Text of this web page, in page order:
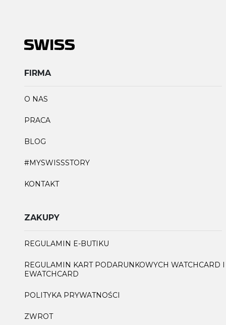
FIRMA
O NAS
PRACA
BLOG
#MYSWISSSTORY
KONTAKT
ZAKUPY
REGULAMIN E-BUTIKU
REGULAMIN KART PODARUNKOWYCH WATCHCARD I
EWATCHCARD
POLITYKA PRYWATNOŚCI
ZWROT